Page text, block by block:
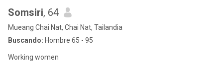
Somsiri, 64
Mueang Chai Nat, Chai Nat, Tailandia
Buscando: Hombre 65 - 95
Working women